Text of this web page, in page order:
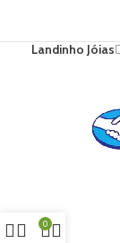
Landinho Jóias
0